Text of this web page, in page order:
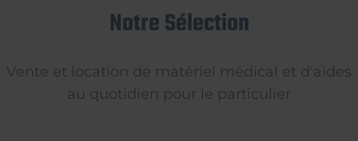
Notre Sélection
Vente et location de matériel médical et d'aides
au quotidien pour le particulier